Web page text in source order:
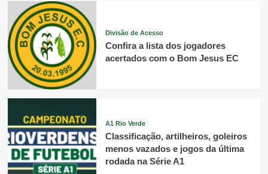
Divisão de Acesso
Confira a lista dos jogadores
acertados com o Bom Jesus EC
A1 Rio Verde
Classificação, artilheiros, goleiros
menos vazados e jogos da última
rodada na Série A1